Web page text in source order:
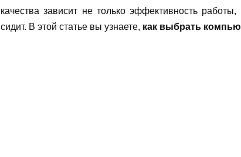
качества зависит не только эффективность
сидит. В этой статье вы узнаете, как выбрать